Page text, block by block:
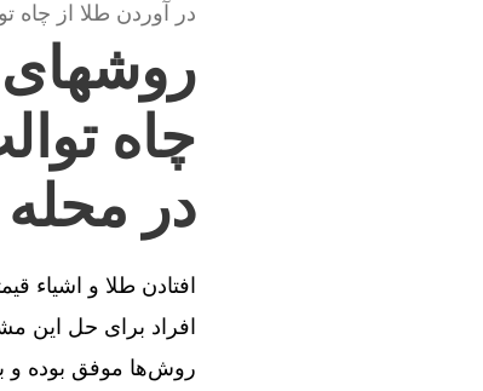
در آوردن طلا از چاه
روشهای
چاه
در
افتادن طلا و اشیاء
افراد برای حل این
روش‌ها موفق بوده و